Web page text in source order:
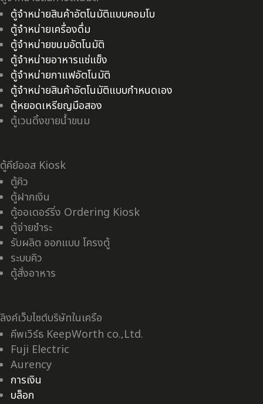
ตู้จำหน่ายสินค้าอัตโนมัติแบบคอมโบ
ตู้จำหน่ายเครื่องดื่ม
ตู้จำหน่ายขนมอัตโนมัติ
ตู้จำหน่ายอาหารแช่แข็ง
ตู้จำหน่ายกาแฟอัตโนมัติ
ตู้จำหน่ายสินค้าอัตโนมัติแบบกำหนดเอง
ตู้หยอดเหรียญมือสอง
ตู้เวนดิ้งขายน้ำขนม
ตู้คีย์ออส Kiosk
ตู้คิว
ตู้ฝากเงิน
ตู้ออเดอร์ริ่ง Ordering Kiosk
ตู้จ่ายชำระ
รับผลิต ออกแบบ โครงตู้
ระบบคิว
ตู้สั่งอาหาร
ลิงค์เว็บไซต์บริษัทในเครือ
คีพเวิร์ธ KeepWorth co.,Ltd.
Fuji Electric
Aurency
การเงิน
บล็อก